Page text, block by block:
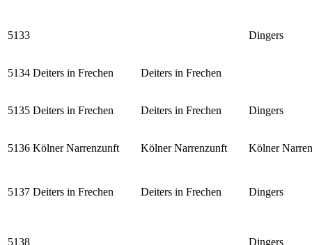
5133 Dingers
5134 Deiters in Frechen Deiters in Frechen
5135 Deiters in Frechen Deiters in Frechen Dingers
5136 Kölner Narrenzunft Kölner Narrenzunft Kölner
5137 Deiters in Frechen Deiters in Frechen Dingers
5138 Dingers